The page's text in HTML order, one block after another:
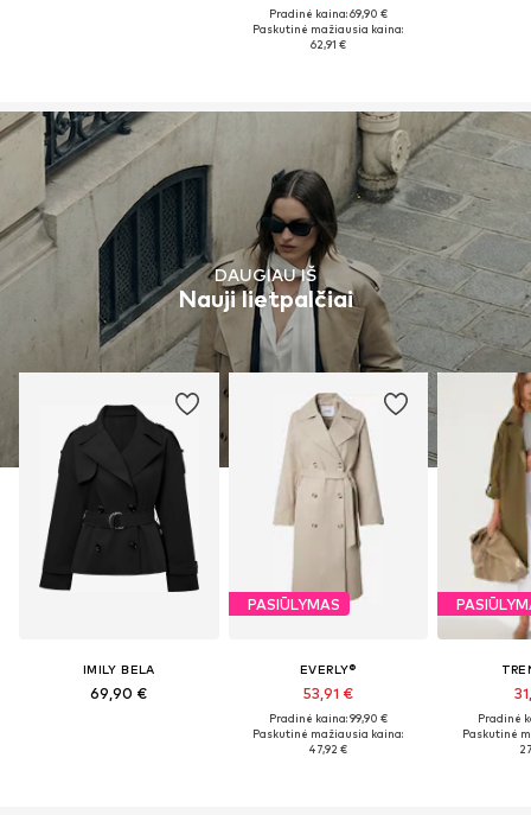
Pradinė kaina: 69,90 €
Paskutinė mažiausia kaina:
62,91 €
DAUGIAU IŠ
Nauji lietpalčiai
IMILY BELA
69,90 €
PASIŪLYMAS
EVERLY®
53,91 €
Pradinė kaina: 99,90 €
Paskutinė mažiausia kaina:
47,92 €
Pradinė
Paskutinė